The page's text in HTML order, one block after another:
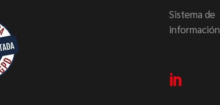
Sistema de
información